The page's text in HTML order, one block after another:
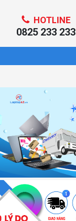
HOTLINE
0825 233 233